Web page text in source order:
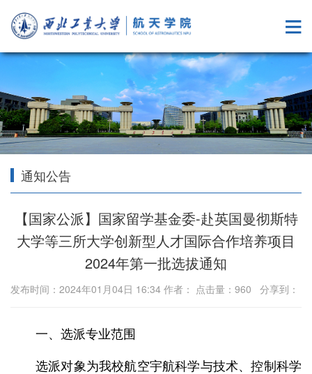
通知公告
【国家公派】国家留学基金委-赴英国曼彻斯特
大学等三所大学创新型人才国际合作培养项目
2024年第一批选拔通知
发布时间：2024年01月04日 16:34 作者： 点击量： 960 分享到：
一、选派专业范围
选派对象为我校航空宇航科学与技术、控制科学